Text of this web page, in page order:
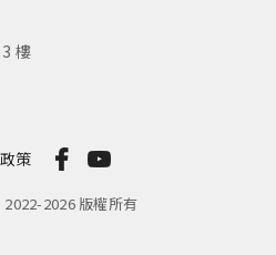
策
樓
2026 版權所有